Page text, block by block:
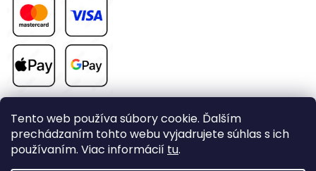
Tento web používa súbory cookie. Ďalším
prechádzaním tohto webu vyjadrujete súhlas s ich
používaním. Viac informácií tu.